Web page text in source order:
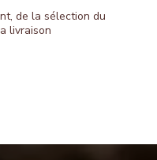
de la sélection du
livraison